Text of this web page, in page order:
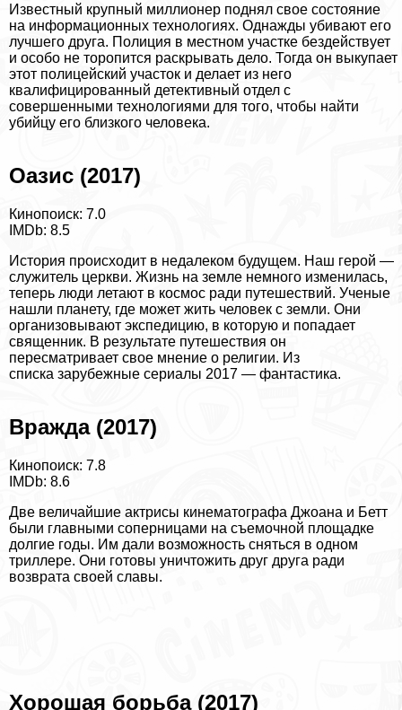
Известный крупный миллионер поднял свое состояние
на информационных технологиях. Однажды убивают его
лучшего друга. Полиция в местном участке бездействует
и особо не торопится раскрывать дело. Тогда он выкупает
этот полицейский участок и делает из него
квалифицированный детективный отдел с
совершенными технологиями для того, чтобы найти
убийцу его близкого человека.
Оазис (2017)
Кинопоиск: 7.0
IMDb: 8.5
История происходит в недалеком будущем. Наш герой —
служитель церкви. Жизнь на земле немного изменилась,
теперь люди летают в космос ради путешествий. Ученые
нашли планету, где может жить человек с земли. Они
организовывают экспедицию, в которую и попадает
священник. В результате путешествия он
пересматривает свое мнение о религии. Из
списка зарубежные сериалы 2017 — фантастика.
Вражда (2017)
Кинопоиск: 7.8
IMDb: 8.6
Две величайшие актрисы кинематографа Джоана и Бетт
были главными соперницами на съемочной площадке
долгие годы. Им дали возможность сняться в одном
триллере. Они готовы уничтожить друг друга ради
возврата своей славы.
Хорошая борьба (2017)